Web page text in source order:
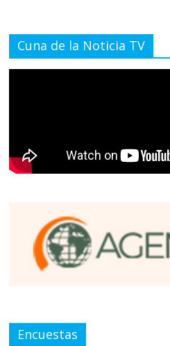
Cuna de la Noticia TV
Encuestas